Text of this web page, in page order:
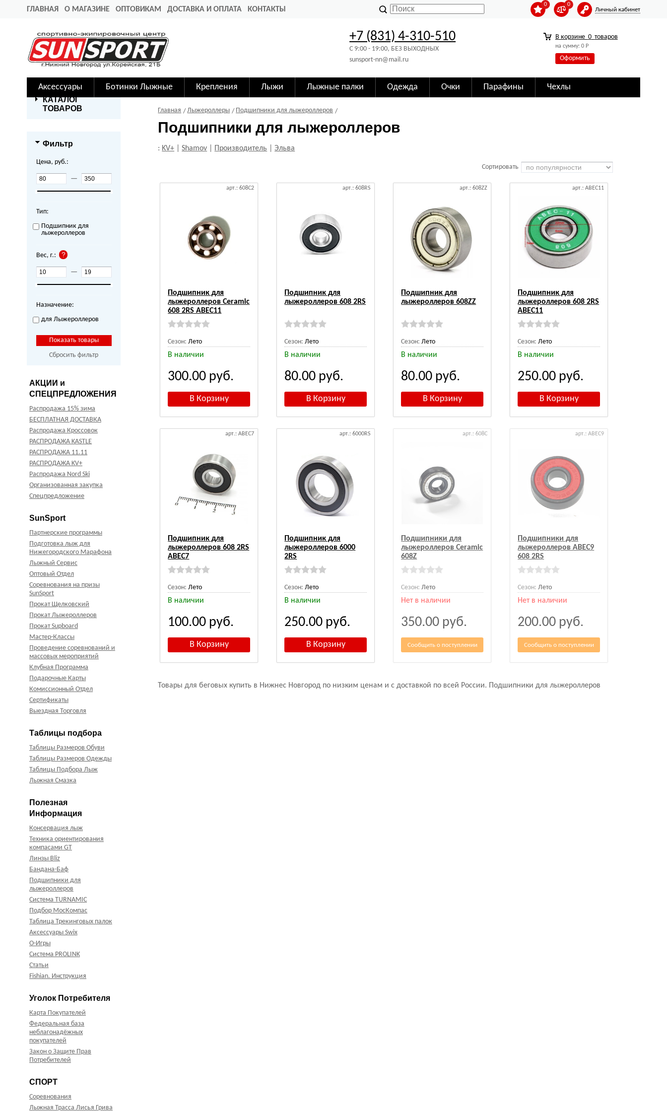
ГЛАВНАЯ О МАГАЗИНЕ ОПТОВИКАМ ДОСТАВКА И ОПЛАТА КОНТАКТЫ Личный кабинет
0
0
+7 (831) 4-310-510
C 9:00 - 19:00, БЕЗ ВЫХОДНЫХ
sunsport-nn@mail.ru
В корзине 0 товаров
на сумму: 0Р
Оформить
Аксессуары Ботинки Лыжные Крепления Лыжи Лыжные палки Одежда Очки Парафины Чехлы
КАТАЛОГ
ТОВАРОВ
Фильтр
Цена, руб.:
—
Тип:
Подшипник для
лыжероллеров
Вес, г.:
—
Назначение:
для Лыжероллеров
Сбросить фильтр
АКЦИИ и
СПЕЦПРЕДЛОЖЕНИЯ
Распродажа 15% зима
БЕСПЛАТНАЯ ДОСТАВКА
Распродажа Кроссовок
РАСПРОДАЖА KASTLE
РАСПРОДАЖА 11.11
РАСПРОДАЖА KV+
Распродажа Nord Ski
Организованная закупка
Спецпредложение
SunSport
Партнерские программы
Подготовка лыж для
Нижегородского Марафона
Лыжный Сервис
Оптовый Отдел
Соревнования на призы
SunSport
Прокат Щелковский
Прокат Лыжероллеров
Прокат Supboard
Мастер-Классы
Проведение соревнований и
массовых мероприятий
Клубная Программа
Подарочные Карты
Комиссионный Отдел
Сертификаты
Выездная Торговля
Таблицы подбора
Таблицы Размеров Обуви
Таблицы Размеров Одежды
Таблицы Подбора Лыж
Лыжная Смазка
Полезная
Информация
Консервация лыж
Техника ориентирования
компасами GT
Линзы Bliz
Бандана-Баф
Подшипники для
лыжероллеров
Система TURNAMIC
Подбор МосКомпас
Таблица Трекинговых палок
Аксессуары Swix
О-Игры
Система PROLINK
Статьи
Fishian. Инструкция
Уголок Потребителя
Карта Покупателей
Федеральная база
неблагонадёжных
покупателей
Закон о Защите Прав
Потребителей
СПОРТ
Соревнования
Лыжная Трасса Лисья Грива
Главная Лыжероллеры Подшипники для лыжероллеров
Подшипники для лыжероллеров
: KV+ |Shamov Производитель |Эльва
Сортировать
арт.: 608C2
Подшипник для
лыжероллеров Ceramic
608 2RS ABEC11
Сезон: Лето
В наличии
300.00 руб.
арт.: 608RS
Подшипник для
лыжероллеров 608 2RS
Сезон: Лето
В наличии
80.00 руб.
арт.: 608ZZ
Подшипник для
лыжероллеров 608ZZ
Сезон: Лето
В наличии
80.00 руб.
арт.: ABEC11
Подшипник для
лыжероллеров 608 2RS
ABEC11
Сезон: Лето
В наличии
250.00 руб.
арт.: ABEC7
Подшипник для
лыжероллеров 608 2RS
ABEC7
Сезон: Лето
В наличии
100.00 руб.
арт.: 6000RS
Подшипник для
лыжероллеров 6000
2RS
Сезон: Лето
В наличии
250.00 руб.
арт.: 608C
Подшипники для
лыжероллеров Ceramic
608Z
Сезон: Лето
Нет в наличии
350.00 руб.
Сообщить о поступлении
арт.: ABEC9
Подшипники для
лыжероллеров ABEC9
608 2RS
Сезон: Лето
Нет в наличии
200.00 руб.
Сообщить о поступлении
Товары для беговых купить в Нижнес Новгород по низким ценам и с доставкой по всей России. Подшипники для лыжероллеров